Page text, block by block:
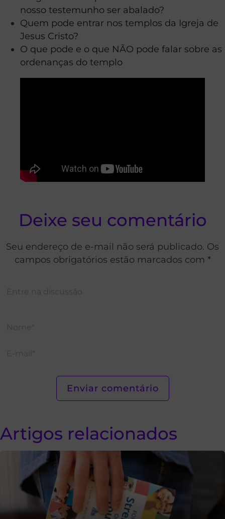
nosso testemunho ser abalado?
Quem pode entrar nos templos da Igreja de
Jesus Cristo?
O que pode e o que NÃO pode falar sobre as
ordenanças do templo
Deixe seu comentário
Seu endereço de e-mail não será publicado. Os
campos obrigatórios estão marcados com *
Artigos relacionados